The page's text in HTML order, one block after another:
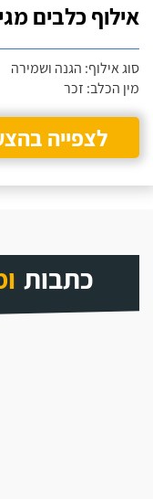
אילוף כלבים
סוג אילוף: הגנה ושמירה
מין הכלב: זכר
לצפייה
כתבות